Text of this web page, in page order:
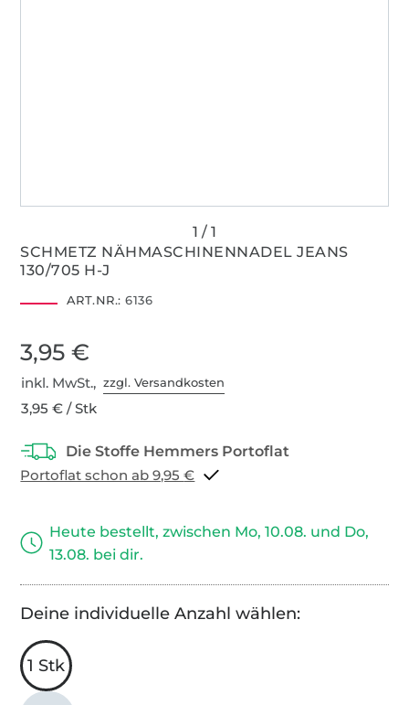
SCHMETZ NÄHMASCHINENNADEL JEANS
130/705 H-J
ART.NR.: 6136
3,95 €
inkl. MwSt.,zzgl. Versandkosten
3,95 € / Stk
Portoflat schon ab 9,95 €
Heute bestellt, zwischen Mo, 10.08. und Do,
13.08. bei dir.
Deine individuelle Anzahl wählen:
1 Stk